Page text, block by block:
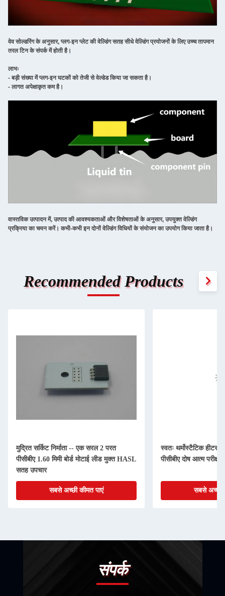
वेव सोल्डरिंग के अनुसार, प्लग-इन प्लेट की वेल्डिंग सतह सीधे वेल्डिंग प्रयोजनों के लिए उच्च तापमान
तरल टिन के संपर्क में होती है।
लाभः
- बड़ी संख्या में प्लग-इन घटकों को तेजी से वेल्डेड किया जा सकता है।
- लागत अपेक्षाकृत कम है।
वास्तविक उत्पादन में, उत्पाद की आवश्यकताओं और विशेषताओं के अनुसार, उपयुक्त वेल्डिंग
प्रक्रिया का चयन करें। कभी-कभी इन दोनों वेल्डिंग विधियों के संयोजन का उपयोग किया जाता है।
Recommended Products
मुद्रित सर्किट निर्माता -- एक सरल 2 परत
पीसीबीए 1.60 मिमी बोर्ड मोटाई लीड मुक्त HASL
सतह उपचार
सबसे अच्छी कीमत पाएं
स्वतः थर्मोस्टैटिक हीटर
पीसीबीए दोष आत्म
सबसे अच्छी
संपर्क